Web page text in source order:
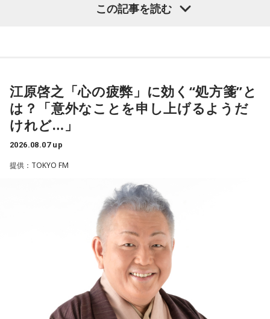
※ メールの件名は「ランキング」でお願いします。
■番組タイトル：ニッポン放送『中島健人のオールナイトニッ
ポン』
■放送日時：2026年8月14日（金） 25時～27時 （15日
（土）午前1時〜3時）
■パーソナリティ：中島健人
kenty@allnightnippon.com
■番組公式X：@Ann_Since1967
■番組ハッシュタグ：#中島健人ANN
◆“真逆な作り方”で楽曲制作
リーガルリリーは高校在学時から注目を集め、国内大型ロッ
た世界最大級の音楽フェスティバル「SXSW（サウス・バイ・
サウスウエスト）」の出演や中国ツアーの開催など、海外で
のライブも経験。そのほか、2019年公開の映画「惡の華」で
は主題歌と劇中歌を担当し、今年4月から放送されたテレビド
ラマ版「惡の華」では、たかはしほのかさんが劇伴を担当。
そして、今秋には初のアジアツアーの開催が決定していま
遠山：僕は「惡の華」が好きで、（テレビドラマ版ではW主
演の）あのちゃんと鈴木福くんがめちゃくちゃ素晴らしかっ
たですけど、そういうドラマの音楽って、どう作っていく
この記事を読む
江原啓之「心の疲弊」に効く“処方箋”と
は？「意外なことを申し上げるようだ
けれど…」
2026.08.07 up
提供：TOKYO FM